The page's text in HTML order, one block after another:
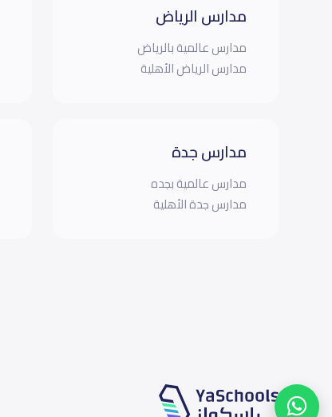
مدارس الرياض
مدارس عالمية بالرياض
مدارس الرياض الأهلية
مدارس جدة
مدارس عالمية بجده
مدارس جدة الأهلية